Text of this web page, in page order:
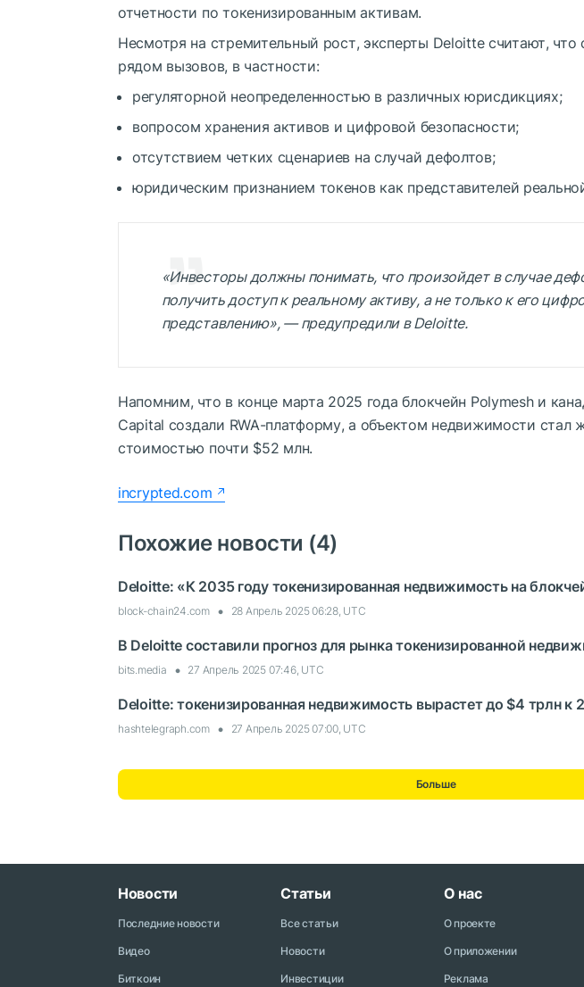
отчетности по токенизированным активам.
Несмотря на стремительный рост, эксперты Deloitte считают, что
рядом вызовов, в частности:
регуляторной неопределенностью в различных юрисдикциях;
вопросом хранения активов и цифровой безопасности;
отсутствием четких сценариев на случай дефолтов;
юридическим признанием токенов как представителей
«Инвесторы должны понимать, что произойдет в случае
получить доступ к реальному активу, а не только к его
представлению», — предупредили в Deloitte.
Напомним, что в конце марта 2025 года блокчейн Polymesh и
Capital создали RWA-платформу, а объектом недвижимости стал
стоимостью почти $52 млн.
incrypted.com
Похожие новости (4)
Deloitte: «К 2035 году токенизированная недвижимость на
block-chain24.com 28 Апрель 2025 06:28, UTC
В Deloitte составили прогноз для рынка токенизированной
bits.media 27 Апрель 2025 07:46, UTC
Deloitte: токенизированная недвижимость вырастет до $4 трлн к
hashtelegraph.com 27 Апрель 2025 07:00, UTC
Больше
Новости
Последние новости
Видео
Биткоин
Статьи
Все статьи
Новости
Инвестиции
О нас
О проекте
О приложении
Реклама